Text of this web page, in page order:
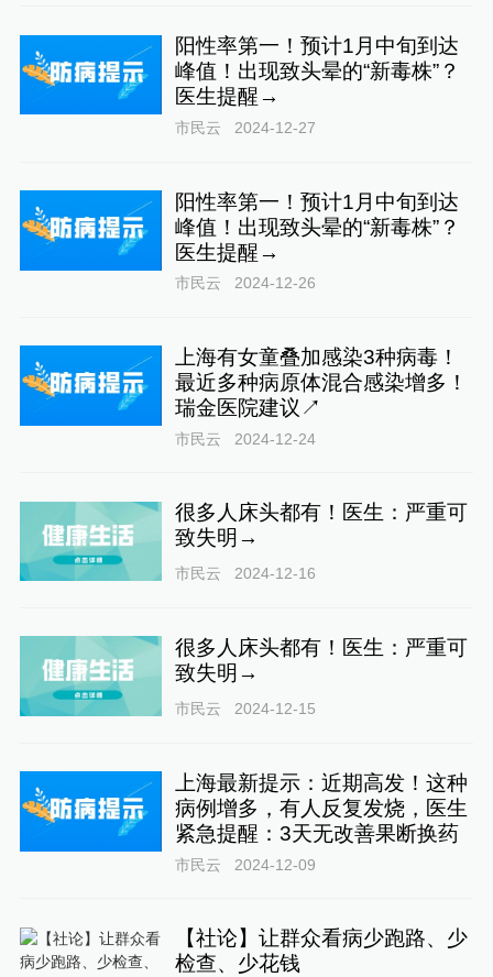
阳性率第一！预计1月中旬到达
峰值！出现致头晕的“新毒株”？
医生提醒→
市民云 2024-12-27
阳性率第一！预计1月中旬到达
峰值！出现致头晕的“新毒株”？
医生提醒→
市民云 2024-12-26
上海有女童叠加感染3种病毒！
最近多种病原体混合感染增多！
瑞金医院建议↗
市民云 2024-12-24
很多人床头都有！医生：严重可
致失明→
市民云 2024-12-16
很多人床头都有！医生：严重可
致失明→
市民云 2024-12-15
上海最新提示：近期高发！这种
病例增多，有人反复发烧，医生
紧急提醒：3天无改善果断换药
市民云 2024-12-09
【社论】让群众看病少跑路、少
检查、少花钱